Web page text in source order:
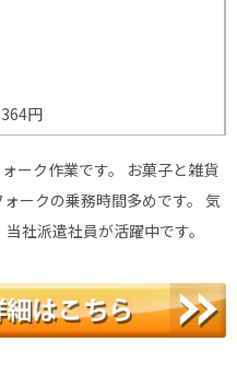
円
ーク作業です。 お菓子と雑貨
ークの乗務時間多めです。 気
社派遣社員が活躍中です。